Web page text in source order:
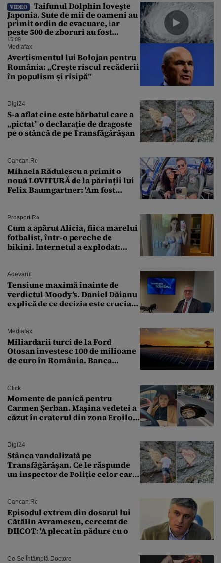
VIDEO
Taifunul Dolphin lovește
Japonia. Sute de mii de oameni au
primit ordin de evacuare, iar
peste 500 de zboruri au fost
anulate
15:09
Mediafax
Avertismentul lui Bolojan pentru
România: „Crește riscul recăderii
în populism și risipă”
Digi24
S-a aflat cine este bărbatul care a
„pictat” o declarație de dragoste
pe o stâncă de pe Transfăgărășan
Cancan.ro
Mihaela Rădulescu a primit o
nouă LOVITURĂ de la părinții lui
Felix Baumgartner: 'Am fost
Prosport.ro
Cum a apărut Alicia, fiica marelui
fotbalist, într-o pereche de
bikini. Internetul a explodat:
Adevarul
Tensiune maximă înainte de
verdictul Moody’s. Daniel Dăianu
explică de ce decizia este crucială
Mediafax
Miliardarii turci de la Ford
Otosan investesc 100 de milioane
de euro în România. Banca
Click
Momente de panică pentru
Carmen Șerban. Mașina vedetei a
căzut în craterul din zona Eroilor:
Digi24
Stânca vandalizată pe
Transfăgărășan. Ce le răspunde
un inspector de Poliție celor care
Cancan.ro
Episodul extrem din dosarul lui
Cătălin Avramescu, cercetat de
DIICOT: 'A plecat în pădure cu o
Ce Se Întâmplă Doctore